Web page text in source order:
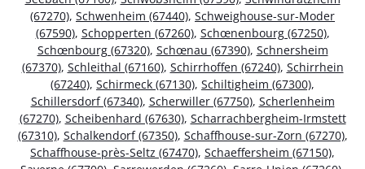
(67270), Schwenheim (67440), Schweighouse-sur-Moder
(67590), Schopperten (67260), Schœnenbourg (67250),
Schœnbourg (67320), Schœnau (67390), Schnersheim
(67370), Schleithal (67160), Schirrhoffen (67240), Schirrhein
(67240), Schirmeck (67130), Schiltigheim (67300),
Schillersdorf (67340), Scherwiller (67750), Scherlenheim
(67270), Scheibenhard (67630), Scharrachbergheim-Irmstett
(67310), Schalkendorf (67350), Schaffhouse-sur-Zorn (67270),
Schaffhouse-près-Seltz (67470), Schaeffersheim (67150),